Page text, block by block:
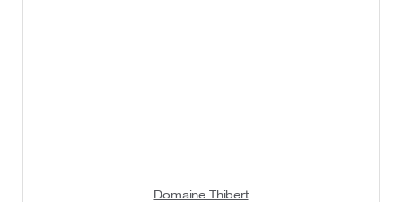
Domaine Thibert